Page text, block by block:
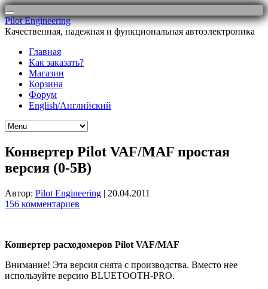
Перейти
к
Pilot Engineering
Качественная, надежная и функциональная автоэлектроника
Главная
Как заказать?
Магазин
Корзина
Форум
English/Английский
Конвертер Pilot VAF/MAF простая
версия (0-5В)
Автор: Pilot Engineering | 20.04.2011
156 комментариев
Конвертер расходомеров Pilot VAF/MAF
Внимание! Эта версия снята с производства. Вместо нее
используйте версию BLUETOOTH-PRO.